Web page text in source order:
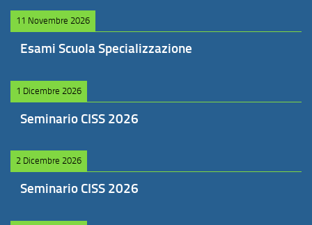
11 Novembre 2026
Esami Scuola Specializzazione
1 Dicembre 2026
Seminario CISS 2026
2 Dicembre 2026
Seminario CISS 2026